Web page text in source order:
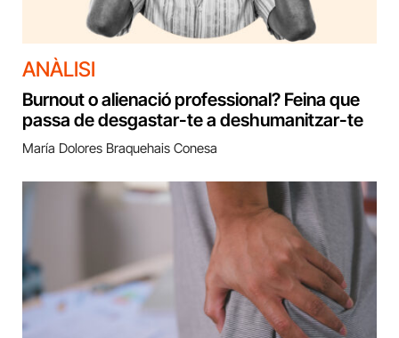
ANÀLISI
Burnout o alienació professional? Feina que
passa de desgastar-te a deshumanitzar-te
María Dolores Braquehais Conesa